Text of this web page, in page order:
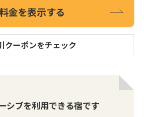
金を表示する
クーポンをチェック
シブを利用できる宿です